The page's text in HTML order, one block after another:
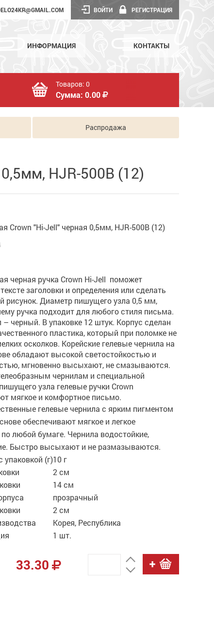
ВОЙТИ РЕГИСТРАЦИЯ
ИНФОРМАЦИЯ КОНТАКТЫ
Товаров: 0
Сумма: 0.00
Распродажа
HJR-500B (12)
Crown "Hi-Jell" черная 0,5мм, HJR-500B (12)
черная ручка Crown Hi-Jell поможет
заголовки и определения или сделать
рисунок. Диаметр пишущего узла 0,5 мм,
ручка подходит для любого стиля письма.
– черный. В упаковке 12 штук. Корпус сделан
пластика, который при поломке не
осколков. Корейские гелевые чернила на
обладают высокой светостойкостью и
мгновенно высыхают, не смазываются.
чернилам и специальной
узла гелевые ручки Crown
мягкое и комфортное письмо.
гелевые чернила с ярким пигментом
обеспечивают мягкое и легкое
любой бумаге. Чернила водостойкие,
Быстро высыхают и не размазываются.
упаковкой (г)10 г
2 см
14 см
прозрачный
2 см
Корея, Республика
1 шт.
33.30